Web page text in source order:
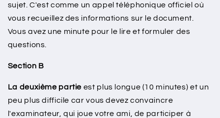
sujet. C'est comme un appel téléphonique officiel où
vous recueillez des informations sur le document.
Vous avez une minute pour le lire et formuler des
questions.
Section B
La deuxième partie est plus longue (10 minutes) et un
peu plus difficile car vous devez convaincre
l'examinateur, qui joue votre ami, de participer à